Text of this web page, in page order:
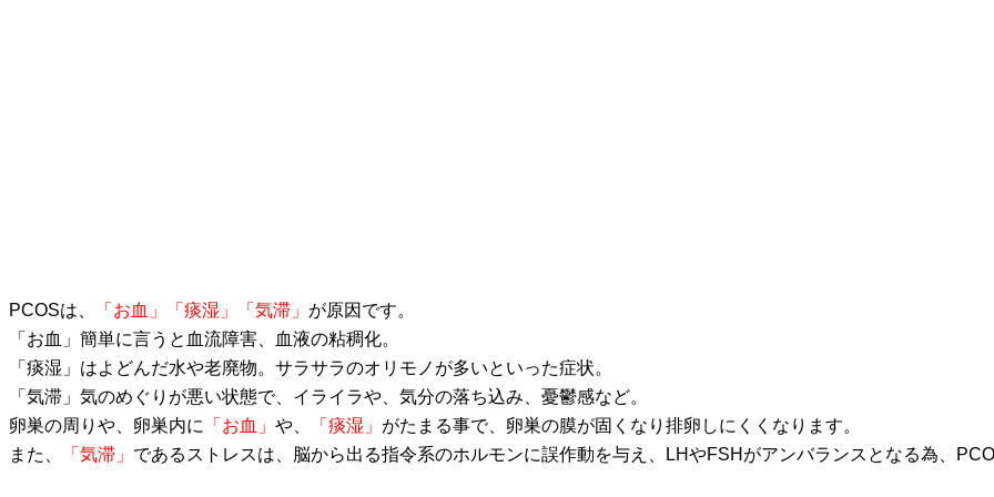
PCOSは、 「お血」「痰湿」「気滞」 が原因です。
「お血」簡単に言うと血流障害、血液の粘稠化。
「痰湿」はよどんだ水や老廃物。サラサラのオリモノが多いといった症状。
「気滞」気のめぐりが悪い状態で、イライラや、気分の落ち込み、憂鬱感など。
卵巣の周りや、卵巣内に
「お血」 や、 「痰湿」 がたまる事で、卵巣の膜が固くなり排卵しにくくなります。
また、
「気滞」 であるストレスは、脳から出る指令系のホルモンに誤作動を与え、LHやFSHがアンバランスとなる為、